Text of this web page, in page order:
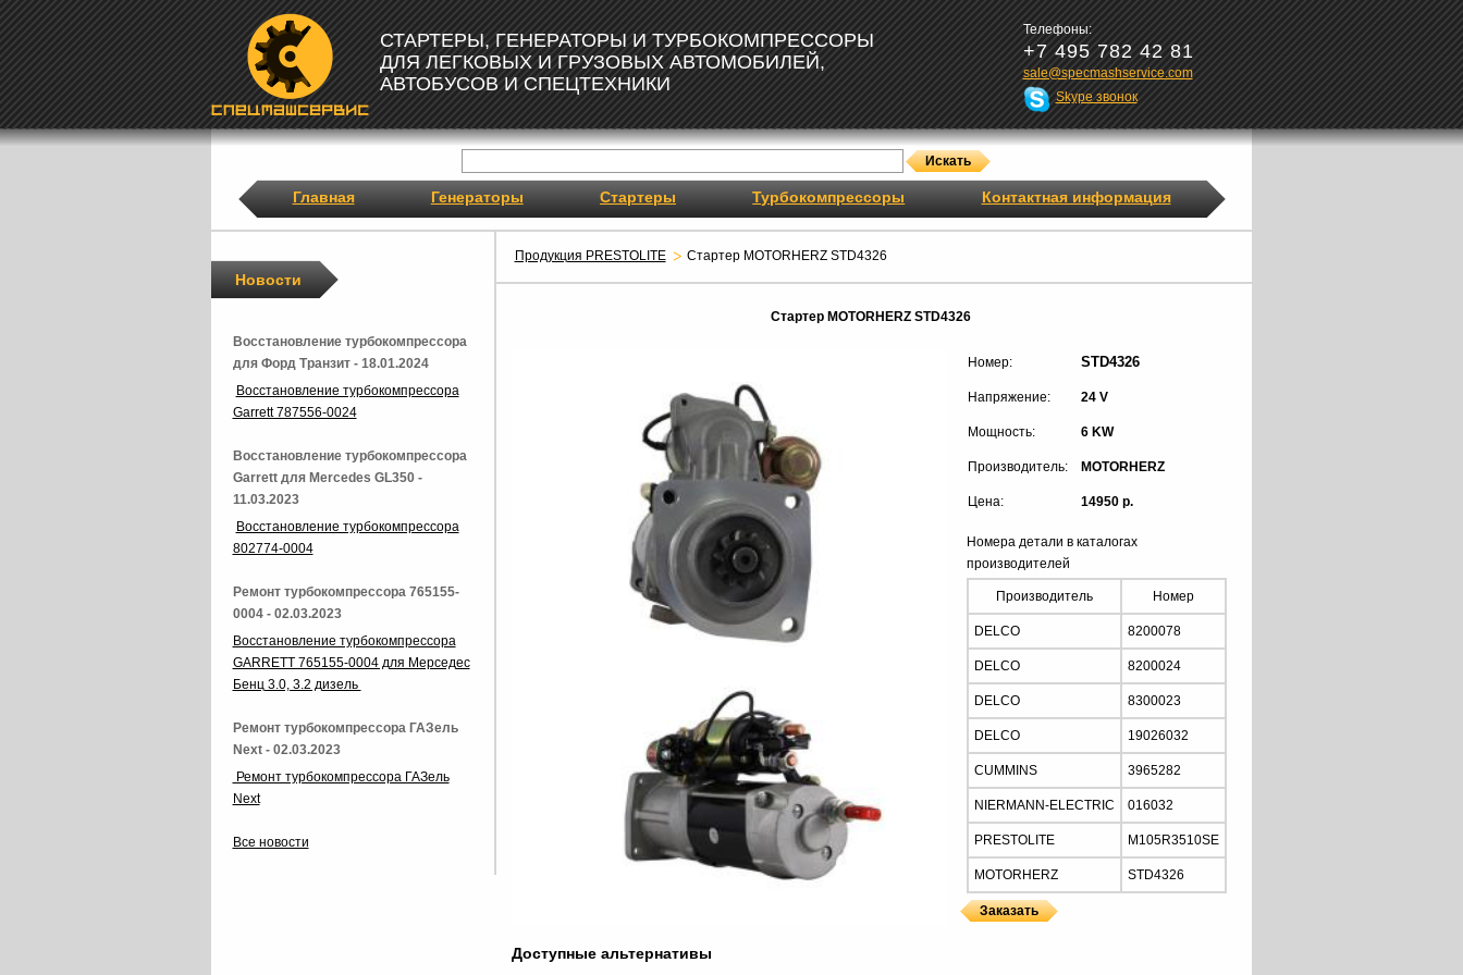
СТАРТЕРЫ, ГЕНЕРАТОРЫ И ТУРБОКОМПРЕССОРЫ
ДЛЯ ЛЕГКОВЫХ И ГРУЗОВЫХ АВТОМОБИЛЕЙ,
АВТОБУСОВ И СПЕЦТЕХНИКИ
Телефоны:
+7 495 782 42 81
sale@specmashservice.com
Skype звонок
Главная Генераторы Стартеры Турбокомпрессоры Контактная информация
Продукция PRESTOLITE Стартер MOTORHERZ STD4326
Стартер MOTORHERZ STD4326
Номер: STD4326
Напряжение: 24 V
Мощность: 6 KW
Производитель: MOTORHERZ
Цена: 14950 р.
Номера детали в каталогах
производителей
Производитель Номер
DELCO 8200078
DELCO 8200024
DELCO 8300023
DELCO 19026032
CUMMINS 3965282
NIERMANN-ELECTRIC 016032
PRESTOLITE M105R3510SE
MOTORHERZ STD4326
Доступные альтернативы
Новости
Восстановление турбокомпрессора
для Форд Транзит - 18.01.2024
Восстановление турбокомпрессора
Garrett 787556-0024
Восстановление турбокомпрессора
Garrett для Mercedes GL350 -
11.03.2023
Восстановление турбокомпрессора
802774-0004
Ремонт турбокомпрессора 765155-
0004 - 02.03.2023
Восстановление турбокомпрессора
GARRETT 765155-0004 для Мерседес
Бенц 3.0, 3.2 дизель
Ремонт турбокомпрессора ГАЗель
Next - 02.03.2023
Ремонт турбокомпрессора ГАЗель
Next
Все новости